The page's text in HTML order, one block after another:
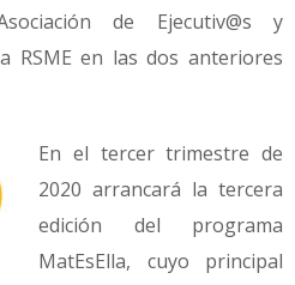
de Ejecutiv@s y
RSME en las dos anteriores
En el tercer trimestre de
2020 arrancará la tercera
edición del programa
MatEsElla, cuyo principal